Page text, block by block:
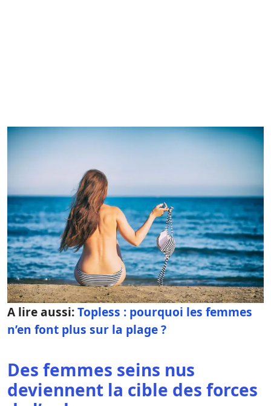
A lire aussi:Topless : pourquoi les femmes
n’en font plus sur la plage ?
Des femmes seins nus
deviennent la cible des forces